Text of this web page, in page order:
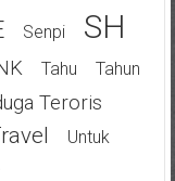
Senpi SH
Tahu
Tahun
Teroris
Untuk